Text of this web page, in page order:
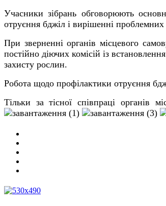
Учасники зібрань обговорюють
отруєння бджіл і вирішенні
При зверненні органів місцевого
постійно діючих комісій із
захисту рослин.
Робота щодо профілактики отруєння
Тільки за тісної співпраці органів